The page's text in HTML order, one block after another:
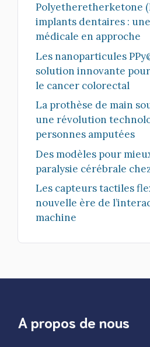
Polyetheretherketone
implants dentaires :
médicale en approche
Les nanoparticules
solution innovante
le cancer colorectal
La prothèse de main
une révolution
personnes amputées
Des modèles pour
paralysie cérébrale
Les capteurs tactiles
nouvelle ère de
machine
A propos de nous